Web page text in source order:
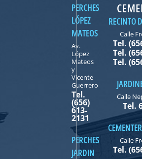
PERCHES
LÓPEZ
MATEOS
Av.
López
Mateos
y
Vicente
Guerrero
Tel.
(656)
613-
2131
PERCHES
JARDIN
RECINTO
Calle
Tel.
Tel.
Tel.
Calle
Tel.
Calle
Tel.